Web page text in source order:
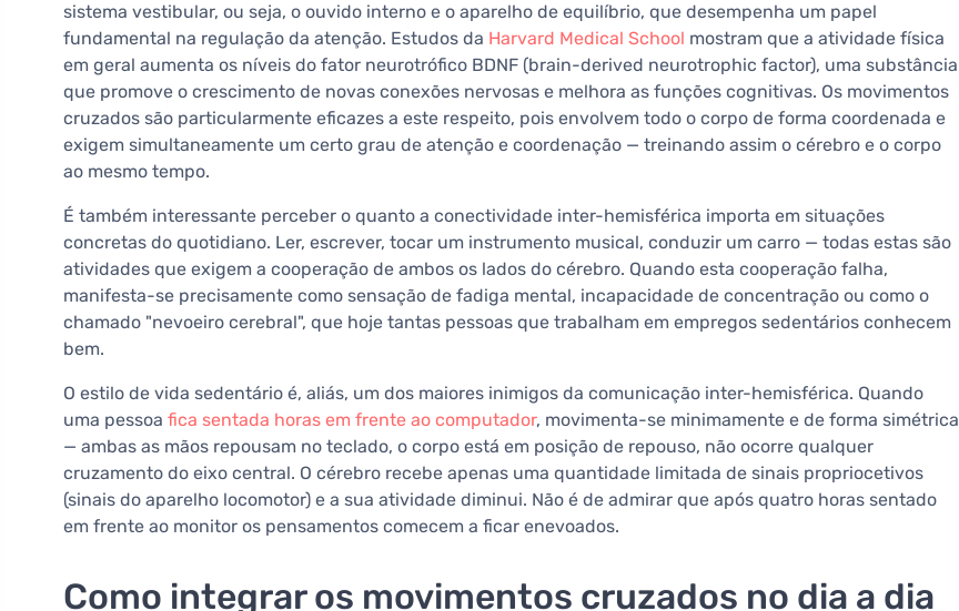
sistema vestibular, ou seja, o ouvido interno e o aparelho de equilíbrio, que desempenha um papel
fundamental na regulação da atenção. Estudos da Harvard Medical School mostram que a atividade física
em geral aumenta os níveis do fator neurotrófico BDNF (brain-derived neurotrophic factor), uma substância
que promove o crescimento de novas conexões nervosas e melhora as funções cognitivas. Os movimentos
cruzados são particularmente eficazes a este respeito, pois envolvem todo o corpo de forma coordenada e
exigem simultaneamente um certo grau de atenção e coordenação — treinando assim o cérebro e o corpo
ao mesmo tempo.
É também interessante perceber o quanto a conectividade inter-hemisférica importa em situações
concretas do quotidiano. Ler, escrever, tocar um instrumento musical, conduzir um carro — todas estas são
atividades que exigem a cooperação de ambos os lados do cérebro. Quando esta cooperação falha,
manifesta-se precisamente como sensação de fadiga mental, incapacidade de concentração ou como o
chamado "nevoeiro cerebral", que hoje tantas pessoas que trabalham em empregos sedentários conhecem
bem.
O estilo de vida sedentário é, aliás, um dos maiores inimigos da comunicação inter-hemisférica. Quando
uma pessoa fica sentada horas em frente ao computador, movimenta-se minimamente e de forma simétrica
— ambas as mãos repousam no teclado, o corpo está em posição de repouso, não ocorre qualquer
cruzamento do eixo central. O cérebro recebe apenas uma quantidade limitada de sinais propriocetivos
(sinais do aparelho locomotor) e a sua atividade diminui. Não é de admirar que após quatro horas sentado
em frente ao monitor os pensamentos comecem a ficar enevoados.
Como integrar os movimentos cruzados no dia a dia